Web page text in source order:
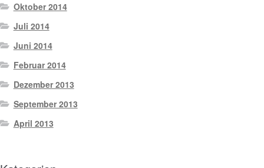
Oktober 2014
Juli 2014
Juni 2014
Februar 2014
Dezember 2013
September 2013
April 2013